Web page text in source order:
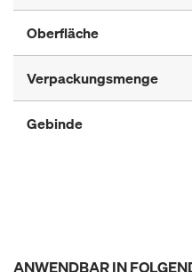
Oberfläche
Verpackungsmenge
Gebinde
ANWENDBAR IN